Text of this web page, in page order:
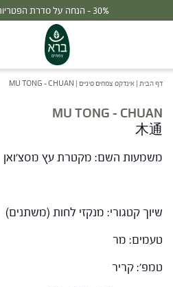
30% - הנחה על סדרת הפטריות ברכישת 3 מוצרים
דף הבית | אינדקס צמחים סיניים |
MU TONG – CHUAN
MU TONG – CHUAN
木通
משמעות השם: מקטרת עץ מסצ'ואן
שיוך קטגורי: מנקזי לחות (משתנים)
טעמים: מר
טמפ': קריר